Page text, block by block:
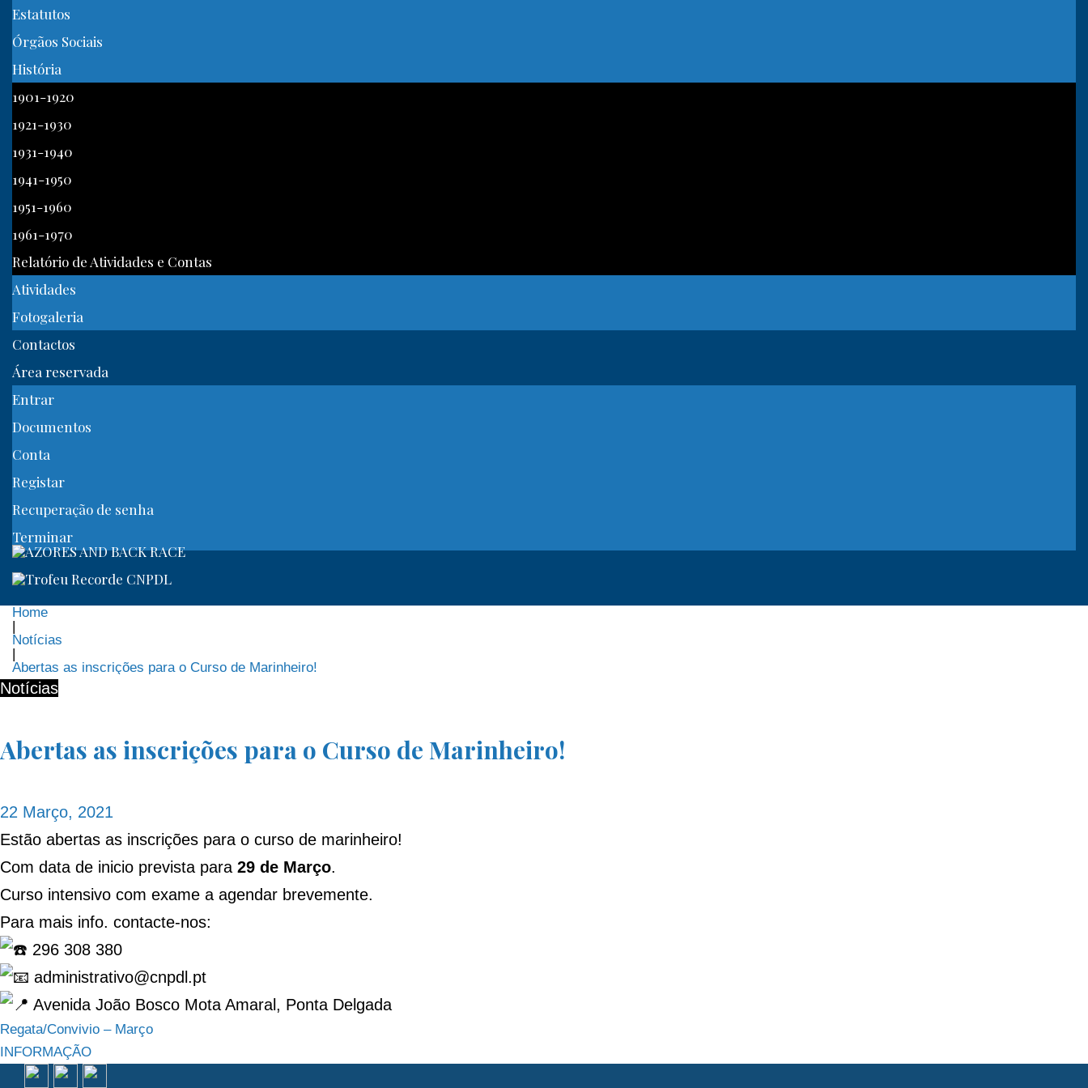
Estatutos
Órgãos Sociais
História
1901-1920
1921-1930
1931-1940
1941-1950
1951-1960
1961-1970
Relatório de Atividades e Contas
Atividades
Fotogaleria
Contactos
Área reservada
Entrar
Documentos
Conta
Registar
Recuperação de senha
Terminar
Home
|
Notícias
|
Abertas as inscrições para o Curso de Marinheiro!
Notícias
Abertas as inscrições para o Curso de Marinheiro!
22 Março, 2021
Estão abertas as inscrições para o curso de marinheiro!
Com data de inicio prevista para 29 de Março.
Curso intensivo com exame a agendar brevemente.
Para mais info. contacte-nos:
296 308 380
administrativo@cnpdl.pt
Avenida João Bosco Mota Amaral, Ponta Delgada
Navegação
Regata/Convivio – Março
INFORMAÇÃO